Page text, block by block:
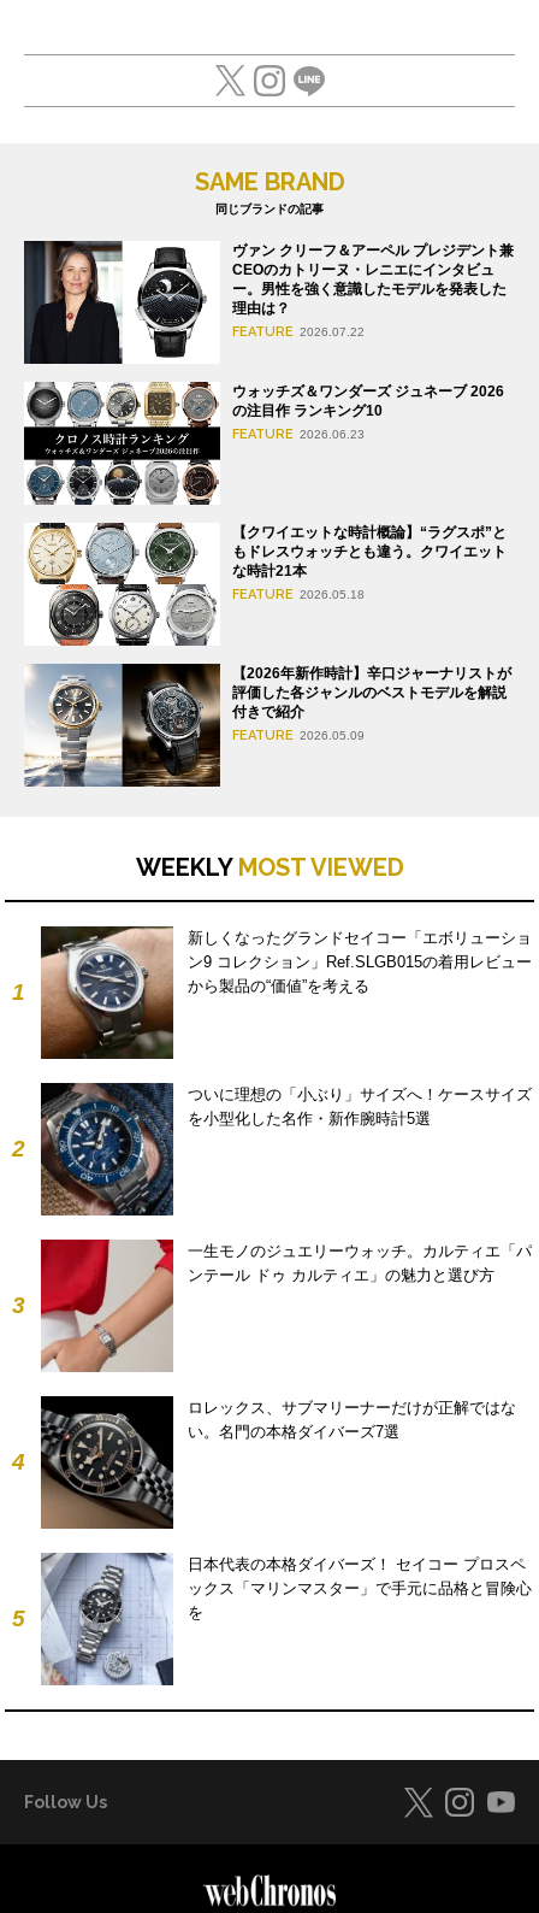
SAME BRAND
同じブランドの記事
ヴァン クリーフ＆アーペル プレジデント兼
CEOのカトリーヌ・レニエにインタビュ
ー。男性を強く意識したモデルを発表した
理由は？
FEATURE 2026.07.22
ウォッチズ＆ワンダーズ ジュネーブ 2026
の注目作 ランキング10
FEATURE 2026.06.23
【クワイエットな時計概論】“ラグスポ”と
もドレスウォッチとも違う。クワイエット
な時計21本
FEATURE 2026.05.18
【2026年新作時計】辛口ジャーナリストが
評価した各ジャンルのベストモデルを解説
付きで紹介
FEATURE 2026.05.09
WEEKLY MOST VIEWED
1
新しくなったグランドセイコー「エボリューショ
ン9 コレクション」Ref.SLGB015の着用レビュー
から製品の“価値”を考える
2
ついに理想の「小ぶり」サイズへ！ケースサイズ
を小型化した名作・新作腕時計5選
3
一生モノのジュエリーウォッチ。カルティエ「パ
ンテール ドゥ カルティエ」の魅力と選び方
4
ロレックス、サブマリーナーだけが正解ではな
い。名門の本格ダイバーズ7選
5
日本代表の本格ダイバーズ！ セイコー プロスペ
ックス「マリンマスター」で手元に品格と冒険心
を
Follow Us